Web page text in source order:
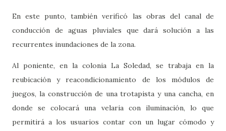
En este punto, también verificó las obras del canal de
conducción de aguas pluviales que dará solución a las
recurrentes inundaciones de la zona.
Al poniente, en la colonia La Soledad, se trabaja en la
reubicación y reacondicionamiento de los módulos de
juegos, la construcción de una trotapista y una cancha, en
donde se colocará una velaria con iluminación, lo que
permitirá a los usuarios contar con un lugar cómodo y